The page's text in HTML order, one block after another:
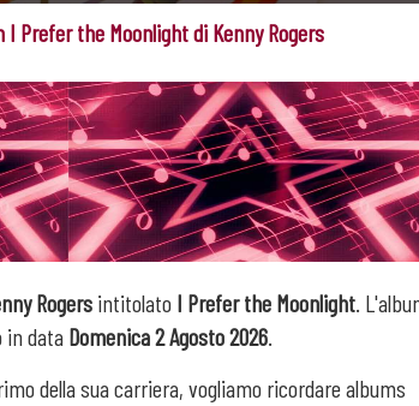
Prefer the Moonlight di Kenny Rogers
Rogersintitolato I Prefer the Moonlight.
data Domenica 2 Agosto 2026.
della sua carriera, vogliamo ricordare albums